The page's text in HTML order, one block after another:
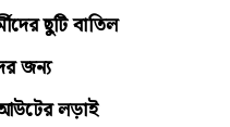
ছুটি বাতিল
জন্য
লড়াই